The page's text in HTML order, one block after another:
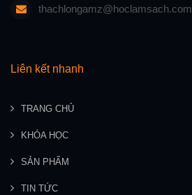
thachlongamz@hoclamsach.com
Liên kết nhanh
TRANG CHỦ
KHÓA HỌC
SẢN PHẨM
TIN TỨC